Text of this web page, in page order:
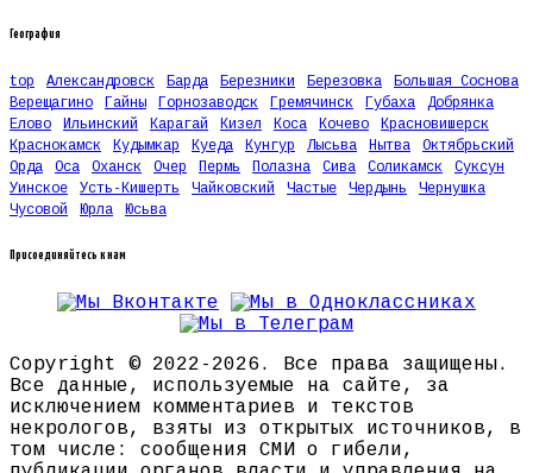
География
top Александровск Барда Березники Березовка
Большая Соснова
Верещагино
Гайны Горнозаводск Гремячинск Губаха
Добрянка
Елово
Ильинский Карагай Кизел Коса Кочево
Красновишерск
Краснокамск
Кудымкар Куеда Кунгур Лысьва Нытва
Октябрьский
Орда
Оса Оханск Очер Пермь Полазна Сива Соликамск
Суксун
Уинское
Усть-Кишерть Чайковский Частые Чердынь
Чернушка
Чусовой
Юрла Юсьва
Присоединяйтесь к нам
Copyright © 2022-2026. Все права защищены.
Все данные, используемые на сайте, за
исключением комментариев и текстов
некрологов, взяты из открытых источников, в
том числе: сообщения СМИ о гибели,